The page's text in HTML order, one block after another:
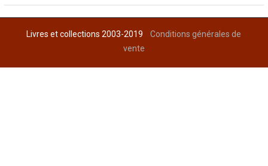
Livres et collections 2003-2019Conditions générales de
vente